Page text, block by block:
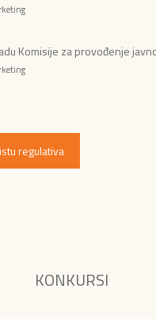
Komisije za provođenje
regulativa
KONKURSI